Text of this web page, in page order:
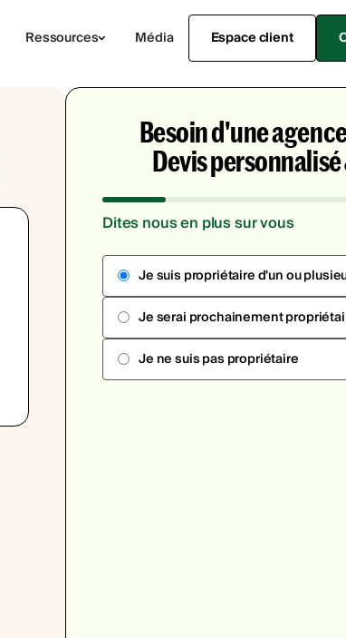
Ressources Média Espace client
Besoin d'une
Devis
Dites nous en plus sur vous
Je suis propriétaire d'un ou
Je serai prochainement
Je ne suis pas propriétaire